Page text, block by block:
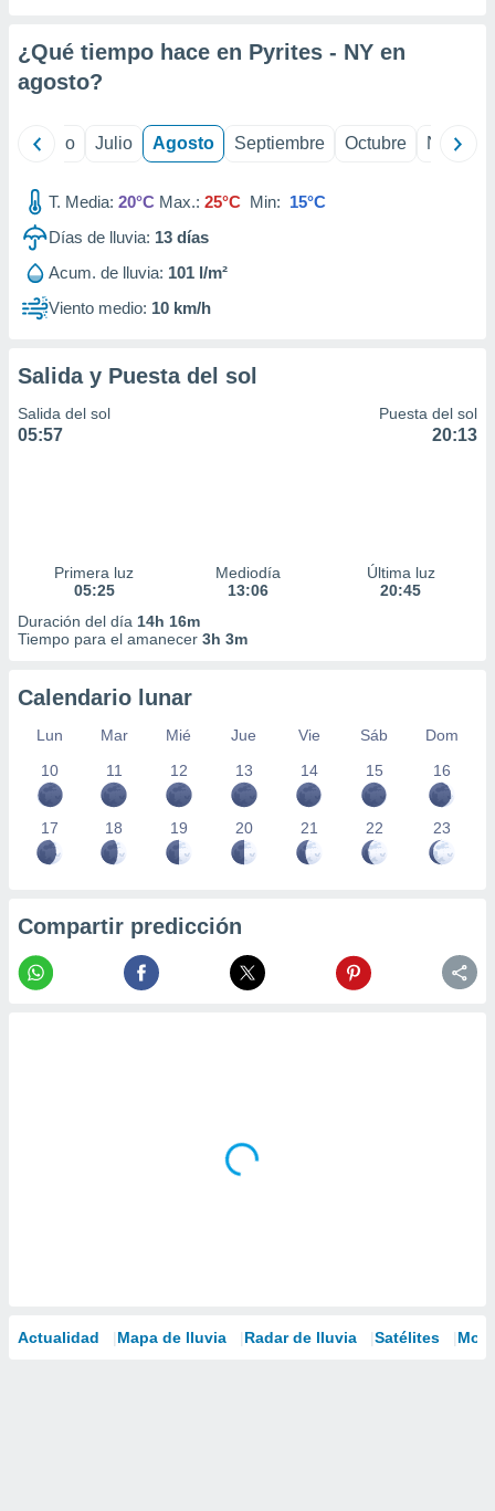
e
mediante
publicidad
publicidad
de
1199
¿Qué tiempo hace en Pyrites - NY en
agosto?
Junio Julio Agosto Septiembre Octubre
T. Media: 20°C Max.: 25°C Min: 15°C
Días de lluvia: 13 días
Acum. de lluvia: 101 l/m²
Viento medio: 10 km/h
Salida y Puesta del sol
Salida del sol
05:57
Puesta del sol
20:13
Primera luz
05:25
Mediodía
13:06
Última luz
20:45
Duración del día 14h 16m
Tiempo para el amanecer 3h 3m
Calendario lunar
Lun Mar Mié Jue Vie Sáb
Dom
10
11 12 13 14 15 16
17 18 19 20 21 22 23
Compartir predicción
Actualidad Mapa de lluvia Radar de lluvia Satélites